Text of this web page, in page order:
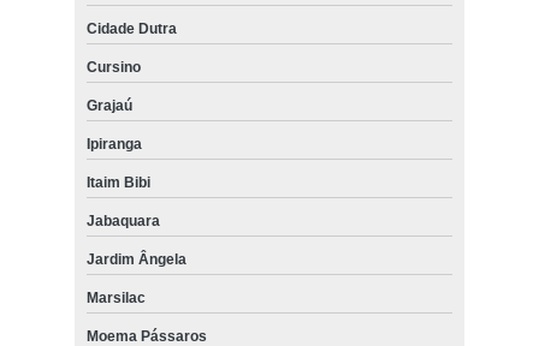
Cidade Dutra
Cursino
Grajaú
Ipiranga
Itaim Bibi
Jabaquara
Jardim Ângela
Marsilac
Moema Pássaros